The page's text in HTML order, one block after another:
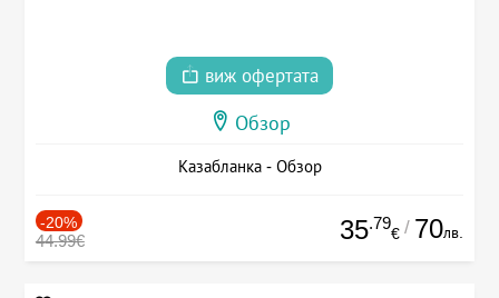
виж офертата
Обзор
Казабланка - Обзор
-20%
44.99€ 35.79
€ / 70лв.